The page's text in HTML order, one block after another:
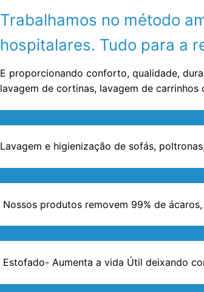
Trabalhamos no método
hospitalares. Tudo para a
E proporcionando conforto, qualidade,
lavagem de cortinas, lavagem de carrinhos
Lavagem e higienização de sofás,
Nossos produtos removem 99% de
Estofado- Aumenta a vida Útil deixando